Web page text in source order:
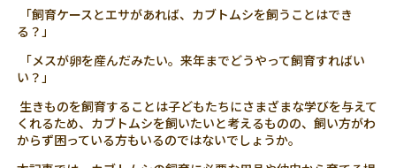
「飼育ケースとエサがあれば、カブトムシを飼うことはでき
る？」
「メスが卵を産んだみたい。来年までどうやって飼育すればい
い？」
生きものを飼育することは子どもたちにさまざまな学びを与えて
くれるため、カブトムシを飼いたいと考えるものの、飼い方がわ
からず困っている方もいるのではないでしょうか。